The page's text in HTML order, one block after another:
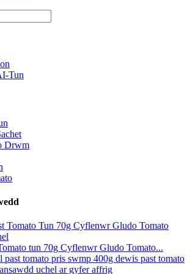
Tun
Drwm
tun 70g Cyflenwr Gludo Tomato...